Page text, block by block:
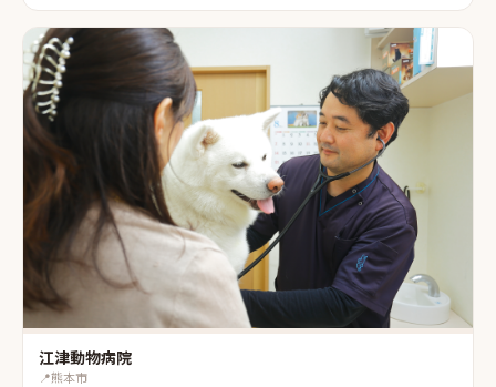
江津動物病院
📍熊本市